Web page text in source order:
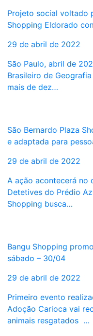
Projeto social voltado
Shopping Eldorado
29 de abril de 2022
São Paulo, abril de
Brasileiro de
mais de dez…
São Bernardo Plaza
e adaptada para
29 de abril de 2022
A ação acontecerá no
Detetives do Prédio
Shopping busca…
Bangu Shopping
sábado – 30/04
29 de abril de 2022
Primeiro evento
Adoção Carioca vai
animais resgatados …